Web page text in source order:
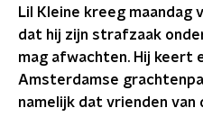
Lil Kleine kreeg maandag
dat hij zijn strafzaak
mag afwachten. Hij keert
Amsterdamse
namelijk dat vrienden